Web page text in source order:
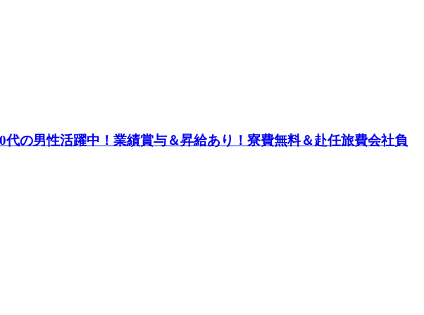
の男性活躍中！業績賞与＆昇給あり！寮費無料＆赴任旅費会社負